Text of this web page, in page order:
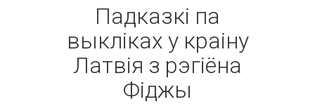
Падказкі па
выкліках у краіну
Латвія з рэгіёна
Фіджы